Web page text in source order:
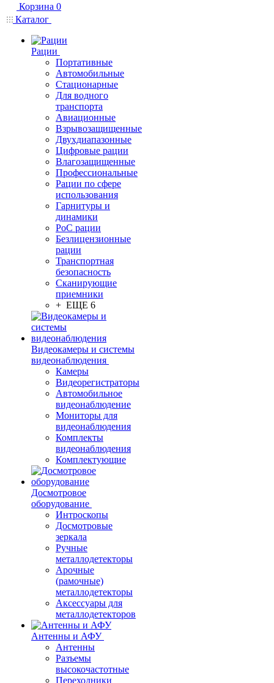
Корзина 0
Каталог
Рации
Портативные
Автомобильные
Стационарные
Для водного
транспорта
Авиационные
Взрывозащищенные
Двухдиапазонные
Цифровые рации
Влагозащищенные
Профессиональные
Рации по сфере
использования
Гарнитуры и
динамики
PoC рации
Безлицензионные
рации
Транспортная
безопасность
Сканирующие
приемники
+ ЕЩЕ 6
Видеокамеры и системы
видеонаблюдения
Камеры
Видеорегистраторы
Автомобильное
видеонаблюдение
Мониторы для
видеонаблюдения
Комплекты
видеонаблюдения
Комплектующие
Досмотровое
оборудование
Интроскопы
Досмотровые
зеркала
Ручные
металлодетекторы
Арочные
(рамочные)
металлодетекторы
Аксессуары для
металлодетекторов
Антенны и АФУ
Антенны
Разъемы
высокочастотные
Переходники